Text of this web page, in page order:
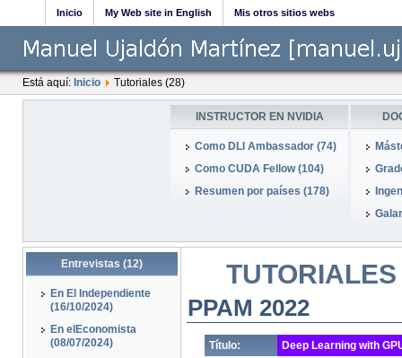
Inicio My Web site in English Mis otros sitios webs
Está aquí: Inicio Tutoriales (28)
INSTRUCTOR EN NVIDIA
Como DLI Ambassador (74)
Como CUDA Fellow (104)
Resumen por países (178)
Entrevistas (12)
En El Independiente
(16/10/2024)
En elEconomista
(08/07/2024)
PPAM 2022
Título:
Deep Learning with